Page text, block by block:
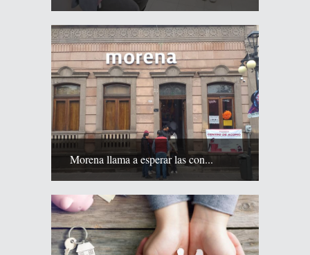
Morena llama a esperar las con...